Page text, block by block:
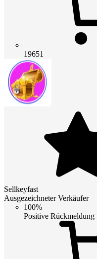
19651
Sellkeyfast
Ausgezeichneter Verkäufer
100%
Positive Rückmeldung